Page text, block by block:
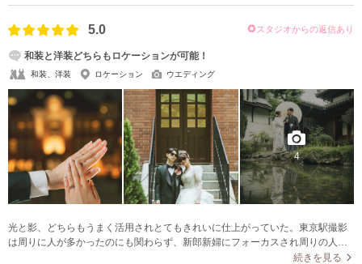
5.0 スタジオからの返信あり
和装と洋装どちらもロケーションが可能！
和装、洋装 ロケーション ウエディング
4
光と影、どちらもうまく活用されとてもきれいに仕上がっていた。東京駅撮影
は周りに人が多かったのにも関わらず、新郎新婦にフォーカスされ周りの人は
続きを見る